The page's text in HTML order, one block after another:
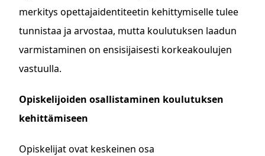
merkitys opettajaidentiteetin kehittymiselle tulee
tunnistaa ja arvostaa, mutta koulutuksen laadun
varmistaminen on ensisijaisesti korkeakoulujen
vastuulla.
Opiskelijoiden osallistaminen koulutuksen
kehittämiseen
Opiskelijat ovat keskeinen osa